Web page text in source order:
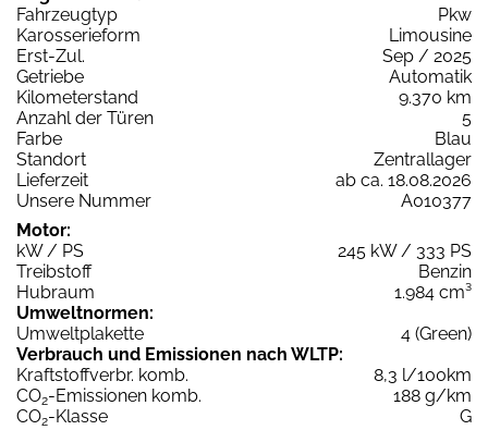
Fahrzeugtyp
Pkw
Karosserieform
Limousine
Erst-Zul.
Sep / 2025
Getriebe
Automatik
Kilometerstand
9.370 km
Anzahl der Türen
5
Farbe
Blau
Standort
Zentrallager
Lieferzeit
ab ca. 18.08.2026
Unsere Nummer
A010377
Motor:
kW / PS
245 kW / 333 PS
Treibstoff
Benzin
Hubraum
1.984 cm³
Umweltnormen:
Umweltplakette
4 (Green)
Verbrauch und Emissionen nach WLTP:
Kraftstoffverbr. komb.
8,3 l/100km
CO2-Emissionen komb.
188 g/km
CO2-Klasse
G